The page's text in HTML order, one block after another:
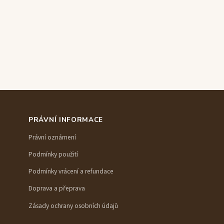
PRÁVNÍ INFORMACE
Právní oznámení
Podmínky použití
Podmínky vrácení a refundace
Doprava a přeprava
Zásady ochrany osobních údajů